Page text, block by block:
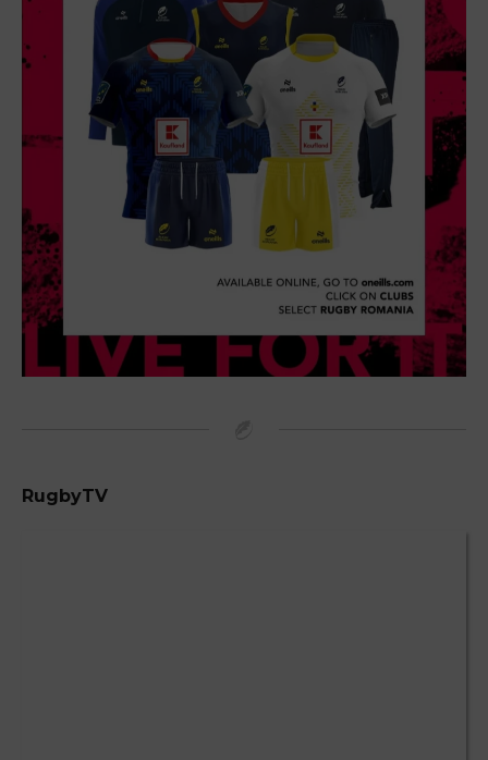
RugbyTV